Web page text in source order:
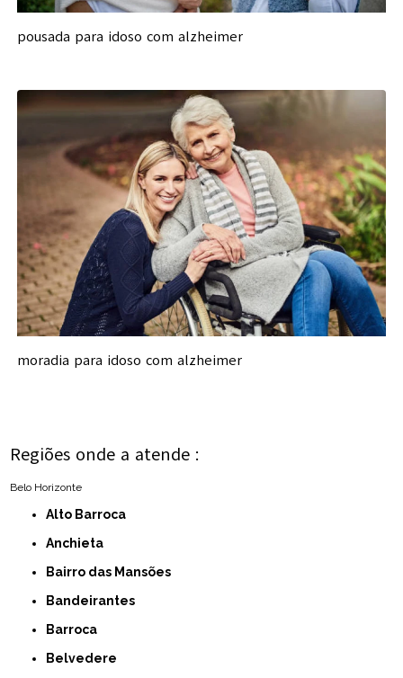
pousada para idoso com alzheimer
moradia para idoso com alzheimer
Regiões onde a atende :
Belo Horizonte
Alto Barroca
Anchieta
Bairro das Mansões
Bandeirantes
Barroca
Belvedere